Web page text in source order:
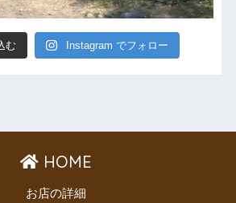
む Instagram でフォロー
HOME
お店の詳細